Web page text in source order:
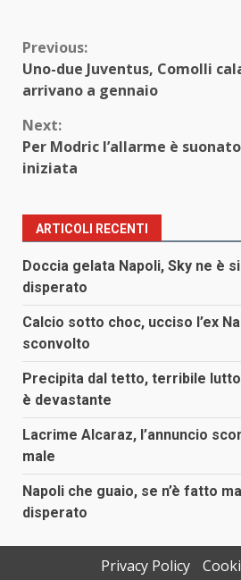
Continue
Reading
Previous:
Uno-due Juventus, Comolli
arrivano a gennaio
Next:
Per Modric l’allarme è
iniziata
ARTICOLI RECENTI
Doccia gelata Napoli, Sky ne è
disperato
Calcio sotto choc, ucciso l’ex
sconvolto
Precipita dal tetto, terribile
è devastante
Lacrime Alcaraz, l’annuncio
male
Napoli che guaio, se n’è fatto
disperato
Privacy Policy